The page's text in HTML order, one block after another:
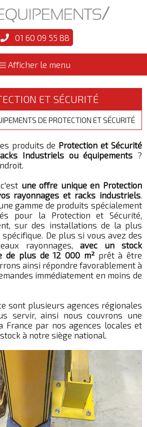
01 60 09 55 88
Afficher le menu
ET SÉCURITÉ
DE PROTECTION ET SÉCURITÉ
produits de Protection et Sécurité
Industriels ou équipements ?
une offre unique en Protection
rayonnages et racks industriels.
gamme de produits spécialement
pour la Protection et Sécurité,
sur des installations de la plus
De plus si vous avez des
rayonnages, avec un stock
de plus de 12 000 m²prêt à être
ainsi répondre favorablement à
immédiatement en moins de
sont plusieurs agences régionales
servir, ainsi nous couvrons une
France par nos agences locales et
à notre siège national.